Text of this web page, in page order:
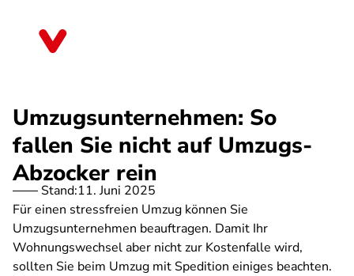
Umzugsunternehmen: So
fallen Sie nicht auf Umzugs-
Abzocker rein
Stand:11. Juni 2025
Für einen stressfreien Umzug können Sie
Umzugsunternehmen beauftragen. Damit Ihr
Wohnungswechsel aber nicht zur Kostenfalle wird,
sollten Sie beim Umzug mit Spedition einiges beachten.